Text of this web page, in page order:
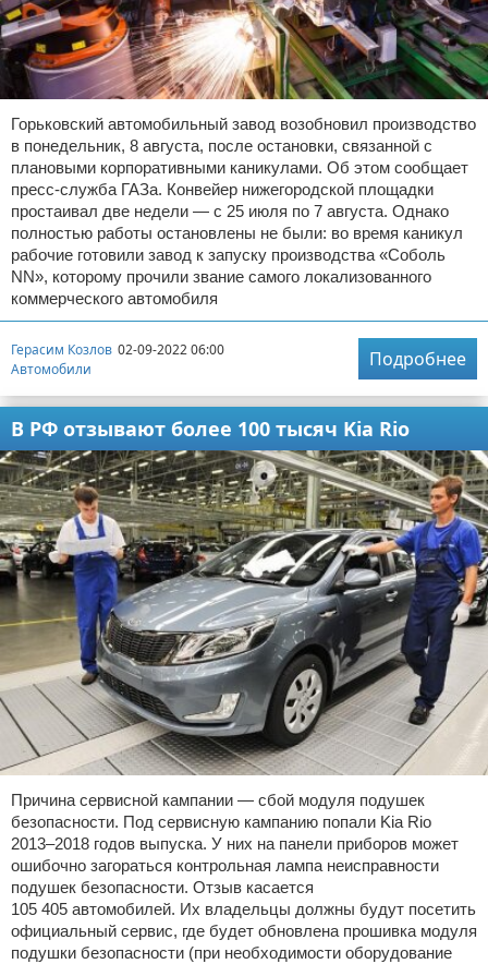
Горьковский автомобильный завод возобновил производство
в понедельник, 8 августа, после остановки, связанной с
плановыми корпоративными каникулами. Об этом сообщает
пресс-служба ГАЗа. Конвейер нижегородской площадки
простаивал две недели — с 25 июля по 7 августа. Однако
полностью работы остановлены не были: во время каникул
рабочие готовили завод к запуску производства «Соболь
NN», которому прочили звание самого локализованного
коммерческого автомобиля
Герасим Козлов 02-09-2022 06:00
Автомобили
Подробнее
В РФ отзывают более 100 тысяч Kia Rio
Причина сервисной кампании — сбой модуля подушек
безопасности. Под сервисную кампанию попали Kia Rio
2013–2018 годов выпуска. У них на панели приборов может
ошибочно загораться контрольная лампа неисправности
подушек безопасности. Отзыв касается
105 405 автомобилей. Их владельцы должны будут посетить
официальный сервис, где будет обновлена прошивка модуля
подушки безопасности (при необходимости оборудование